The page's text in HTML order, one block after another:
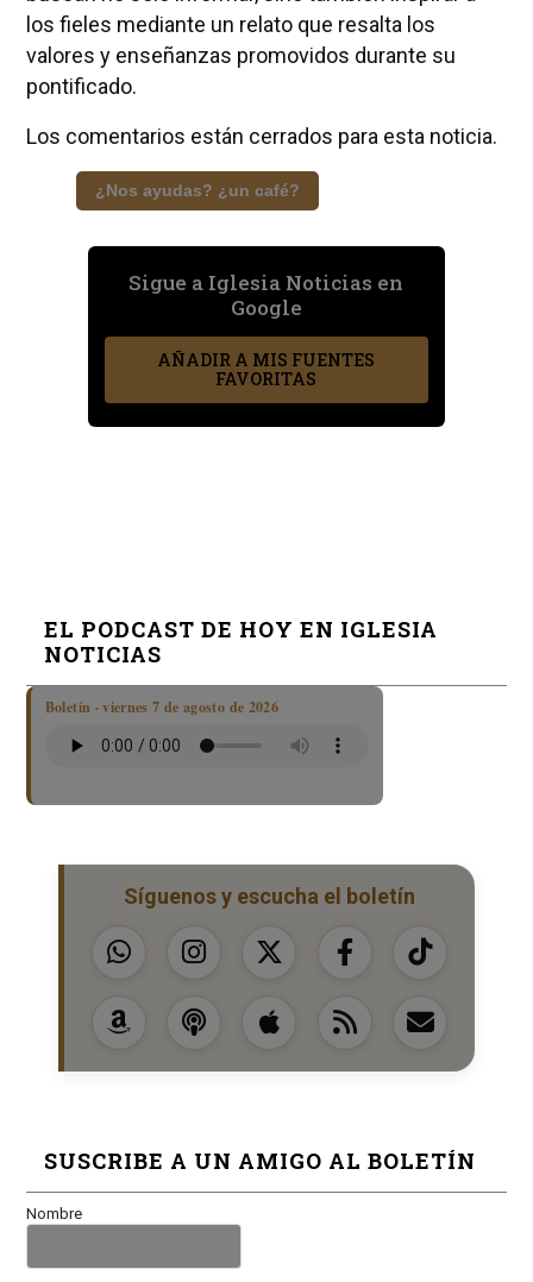
los fieles mediante un relato que resalta los
valores y enseñanzas promovidos durante su
pontificado.
Los comentarios están cerrados para esta noticia.
¿Nos ayudas? ¿un café?
Sigue a Iglesia Noticias en
Google
AÑADIR A MIS FUENTES
FAVORITAS
EL PODCAST DE HOY EN IGLESIA
NOTICIAS
Boletín · viernes 7 de agosto de 2026
Síguenos y escucha el boletín
SUSCRIBE A UN AMIGO AL BOLETÍN
Nombre